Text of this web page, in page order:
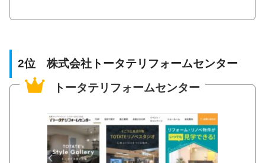
2位 株式会社トータテリフォームセンター
トータテリフォームセンター